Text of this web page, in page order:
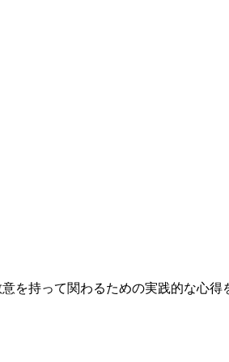
を持って関わるための実践的な心得